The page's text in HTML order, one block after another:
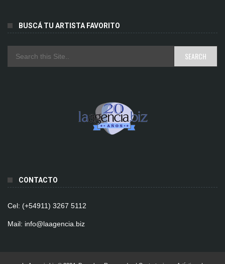
BUSCÁ TU ARTISTA FAVORITO
CONTACTO
Cel: (+54911) 3267 5112
Mail: info@laagencia.biz